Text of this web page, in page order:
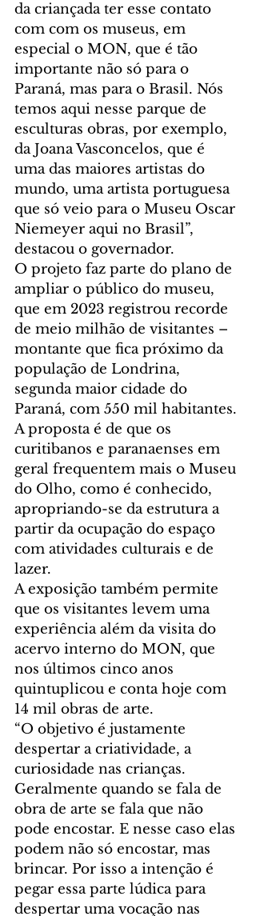
da criançada ter esse contato
com com os museus, em
especial o MON, que é tão
importante não só para o
Paraná, mas para o Brasil. Nós
temos aqui nesse parque de
esculturas obras, por exemplo,
da Joana Vasconcelos, que é
uma das maiores artistas do
mundo, uma artista portuguesa
que só veio para o Museu Oscar
Niemeyer aqui no Brasil”,
destacou o governador.
O projeto faz parte do plano de
ampliar o público do museu,
que em 2023 registrou recorde
de meio milhão de visitantes –
montante que fica próximo da
população de Londrina,
segunda maior cidade do
Paraná, com 550 mil habitantes.
A proposta é de que os
curitibanos e paranaenses em
geral frequentem mais o Museu
do Olho, como é conhecido,
apropriando-se da estrutura a
partir da ocupação do espaço
com atividades culturais e de
lazer.
A exposição também permite
que os visitantes levem uma
experiência além da visita do
acervo interno do MON, que
nos últimos cinco anos
quintuplicou e conta hoje com
14 mil obras de arte.
“O objetivo é justamente
despertar a criatividade, a
curiosidade nas crianças.
Geralmente quando se fala de
obra de arte se fala que não
pode encostar. E nesse caso elas
podem não só encostar, mas
brincar. Por isso a intenção é
pegar essa parte lúdica para
despertar uma vocação nas